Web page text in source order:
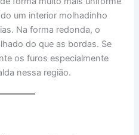
um interior molhadinho
Na forma redonda, o
do que as bordas. Se
os furos especialmente
nessa região.